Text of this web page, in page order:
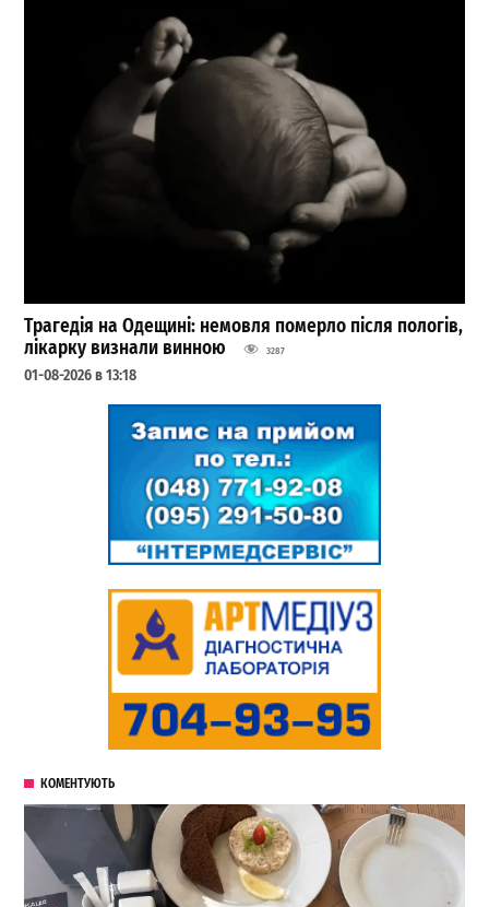
Трагедія на Одещині: немовля померло після пологів,
лікарку визнали винною
3287
01-08-2026 в 13:18
КОМЕНТУЮТЬ